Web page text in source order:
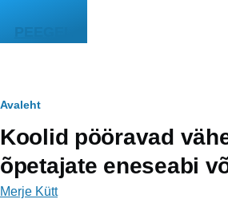
PEEGEL
Leivapuru
Avaleht
Koolid pööravad
õpetajate eneseabi
Merje Kütt